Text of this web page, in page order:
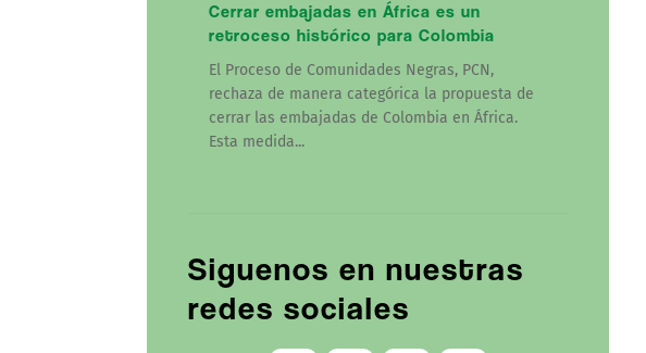
Cerrar embajadas en África es un
retroceso histórico para Colombia
El Proceso de Comunidades Negras, PCN,
rechaza de manera categórica la propuesta de
cerrar las embajadas de Colombia en África.
Esta medida...
Siguenos en nuestras
redes sociales